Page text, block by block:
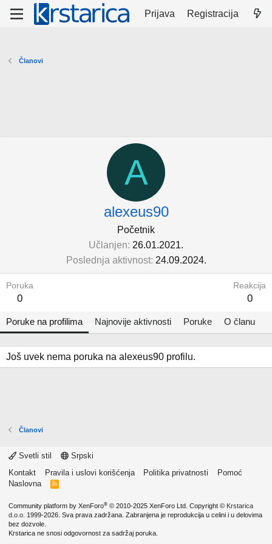
Prijava Registracija
Članovi
A
alexeus90
Početnik
Učlanjen 26.01.2021.
Poslednja aktivnost 24.09.2024.
Poruka
0
Reakcija
0
Poruke na profilima Najnovije aktivnosti Poruke O članu
Još uvek nema poruka na alexeus90 profilu.
Članovi
Svetli stil
Srpski
Kontakt
Pravila i uslovi korišćenja Politika privatnosti
Pomoć
Naslovna
R
Community platform by XenForo® © 2010-2025 XenForo Ltd. Copyright © Krstarica
d.o.o. 1999-2026. Sva prava zadržana. Zabranjena je reprodukcija u celini i u delovima
bez dozvole.
Krstarica ne snosi odgovornost za sadržaj poruka.